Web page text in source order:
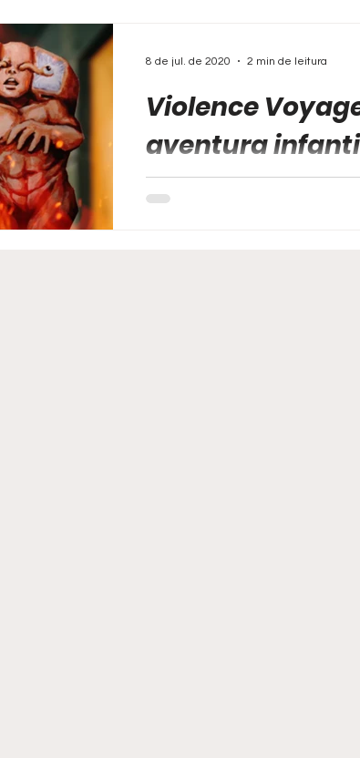
Violence
aventura
8 de jul. de 2020 2 min de leitura